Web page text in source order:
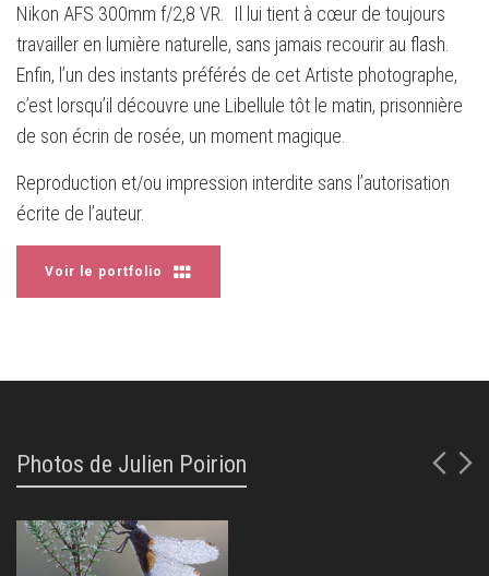
Nikon AFS 300mm f/2,8 VR. Il lui tient à cœur de toujours
travailler en lumière naturelle, sans jamais recourir au flash.
Enfin, l’un des instants préférés de cet Artiste photographe,
c’est lorsqu’il découvre une Libellule tôt le matin, prisonnière
de son écrin de rosée, un moment magique.
Reproduction et/ou impression interdite sans l’autorisation
écrite de l’auteur.
Voir le portfolio
Photos de Julien Poirion